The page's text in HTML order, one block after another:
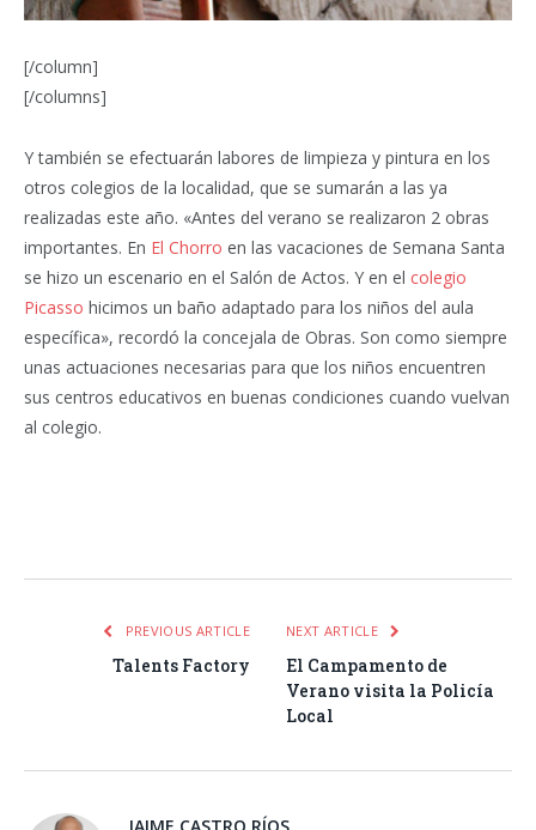
[/column]
[/columns]
Y también se efectuarán labores de limpieza y pintura en los
otros colegios de la localidad, que se sumarán a las ya
realizadas este año. «Antes del verano se realizaron 2 obras
importantes. En El Chorro en las vacaciones de Semana Santa
se hizo un escenario en el Salón de Actos. Y en el colegio
Picasso hicimos un baño adaptado para los niños del aula
específica», recordó la concejala de Obras. Son como siempre
unas actuaciones necesarias para que los niños encuentren
sus centros educativos en buenas condiciones cuando vuelvan
al colegio.
PREVIOUS ARTICLE
Talents Factory
NEXT ARTICLE
El Campamento de
Verano visita la Policía
Local